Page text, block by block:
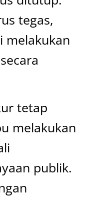
tegas,
melakukan
tetap
melakukan
publik.